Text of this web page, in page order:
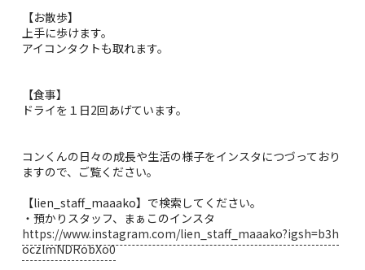
【お散歩】
上手に歩けます。
アイコンタクトも取れます。
【食事】
ドライを１日2回あげています。
コンくんの日々の成長や生活の様子をインスタにつづっており
ますので、ご覧ください。
【lien_staff_maaako】で検索してください。
・預かりスタッフ、まぁこのインスタ
https://www.instagram.com/lien_staff_maaako?igsh=b3h
oczlmNDRobXo0